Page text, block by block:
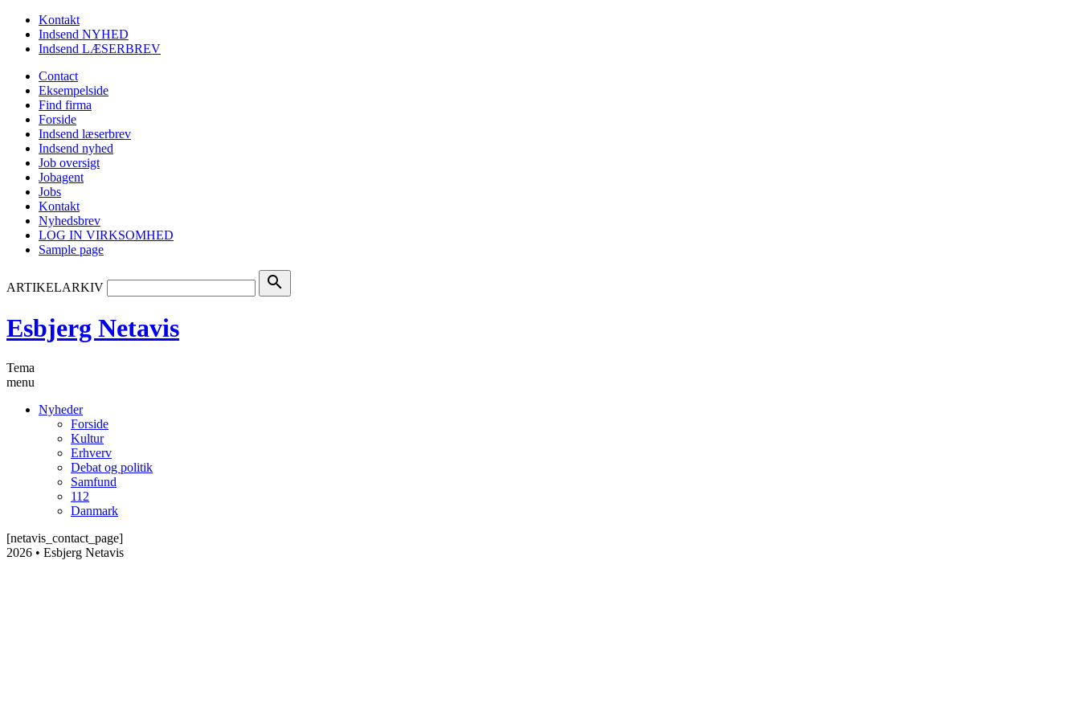
Kontakt
Indsend NYHED
Indsend LÆSERBREV
Contact
Eksempelside
Find firma
Forside
Indsend læserbrev
Indsend nyhed
Job oversigt
Jobagent
Jobs
Kontakt
Nyhedsbrev
LOG IN VIRKSOMHED
Sample page
ARTIKELARKIV search
Esbjerg Netavis
Tema
menu
Nyheder
Forside
Kultur
Erhverv
Debat og politik
Samfund
112
Danmark
[netavis_contact_page]
2026 • Esbjerg Netavis